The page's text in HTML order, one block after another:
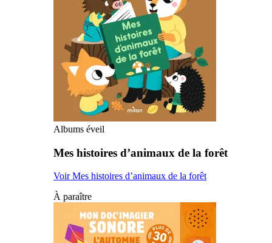
Albums éveil
Mes histoires d’animaux de la forêt
Voir Mes histoires d’animaux de la forêt
À paraître